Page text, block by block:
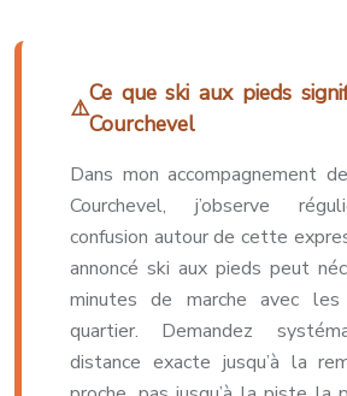
Ce que ski aux pieds
Courchevel
Dans mon accompagnement
Courchevel, j’observe
confusion autour de cette
annoncé ski aux pieds peut
minutes de marche avec
quartier. Demandez
distance exacte jusqu’à la